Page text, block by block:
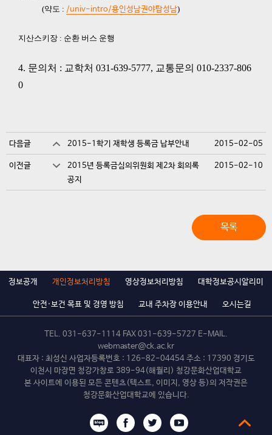
(약도 : /univ-intro/용인성남권야탑성남)
지산스키장 : 순환 버스 운행
4. 문의처 : 교학처 031-639-5777, 교통문의 010-2337-806
0
다음글 2015-1학기 재학생 등록금 납부안내 2015-02-05
이전글
2015년 등록금심의위원회 제2차 회의록
공지
2015-02-10
목록
정보공개 개인정보처리방침 영상정보처리방침 대학정보공시알리미
안전·보건 목표 및 경영 방침 교내 주차장 이용안내 오시는길
TEL. 031-637-1114 FAX 031-639-5727 E-MAIL.
webmaster@ck.ac.kr
대표자 : 최성신 사업자등록번호 : 126-82-04454 주소 : 17390 경기도
이천시 마장면 청강가창로 389-94(해월리) 청강문화산업대학교
본 사이트에 이용된 모든 콘텐츠(텍스트, 이미지, 영상 등)의 저작권은
청강문화산업대학교에 있습니다.